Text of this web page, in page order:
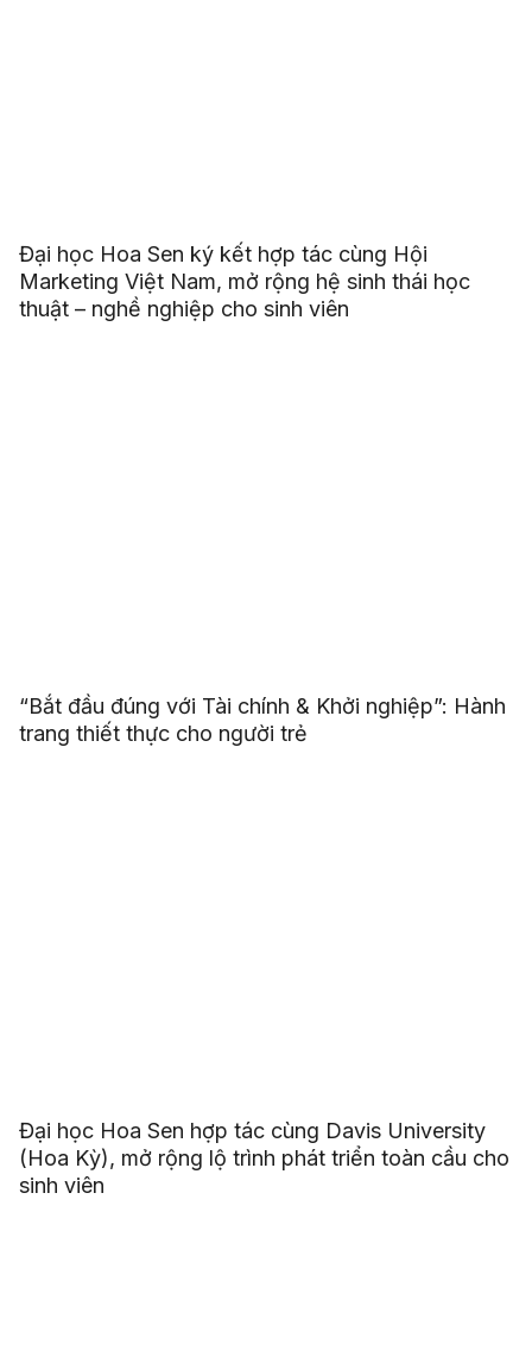
Đại học Hoa Sen ký kết hợp tác cùng Hội
Marketing Việt Nam, mở rộng hệ sinh thái học
thuật – nghề nghiệp cho sinh viên
“Bắt đầu đúng với Tài chính & Khởi nghiệp”: Hành
trang thiết thực cho người trẻ
Đại học Hoa Sen hợp tác cùng Davis University
(Hoa Kỳ), mở rộng lộ trình phát triển toàn cầu cho
sinh viên